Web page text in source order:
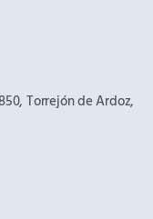
Torrejón de Ardoz,